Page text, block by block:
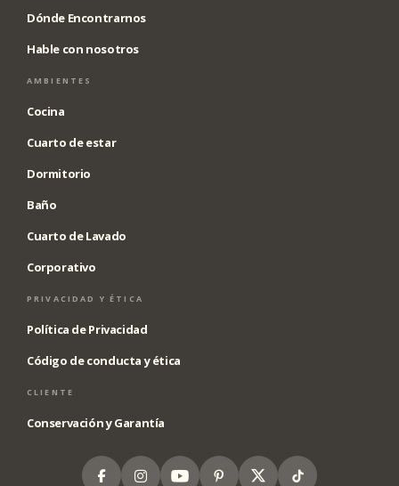
Dónde Encontrarnos
Hable con nosotros
AMBIENTES
Cocina
Cuarto de estar
Dormitorio
Baño
Cuarto de Lavado
Corporativo
PRIVACIDAD Y ÉTICA
Política de Privacidad
Código de conducta y ética
CLIENTE
Conservación y Garantía